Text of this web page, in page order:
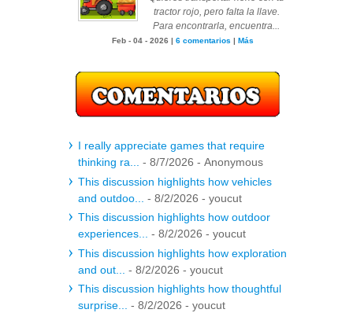
tractor rojo, pero falta la llave.
Para encontrarla, encuentra...
Feb - 04 - 2026 | 6 comentarios | Más
I really appreciate games that require
thinking ra...
- 8/7/2026 - Anonymous
This discussion highlights how vehicles
and outdoo...
- 8/2/2026 - youcut
This discussion highlights how outdoor
experiences...
- 8/2/2026 - youcut
This discussion highlights how exploration
and out...
- 8/2/2026 - youcut
This discussion highlights how thoughtful
surprise...
- 8/2/2026 - youcut